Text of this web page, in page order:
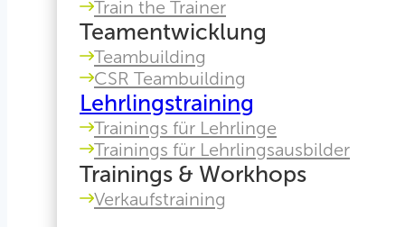
Train the Trainer
Teamentwicklung
Teambuilding
CSR Teambuilding
Lehrlingstraining
Trainings für Lehrlinge
Trainings für Lehrlingsausbilder
Trainings & Workhops
Verkaufstraining